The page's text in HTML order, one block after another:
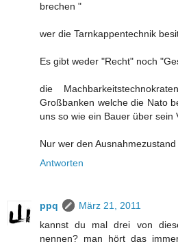
brechen "
wer die Tarnkappentechnik
Es gibt weder "Recht" noch
die
Großbanken welche die Nato
uns so wie ein Bauer über sein
Nur wer den
Antworten
ppq
März 21, 2011
kannst du mal drei von
nennen? man hört das